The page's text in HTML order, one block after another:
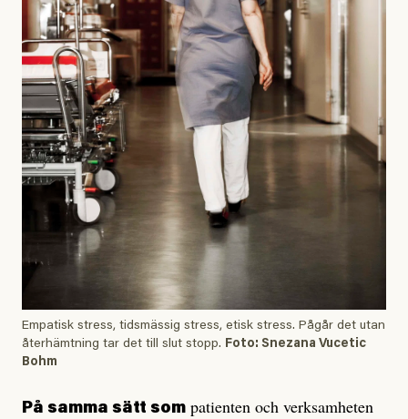
Empatisk stress, tidsmässig stress, etisk stress. Pågår det utan
återhämtning tar det till slut stopp. Foto: Snezana Vucetic
Bohm
På samma sätt som patienten och verksamheten